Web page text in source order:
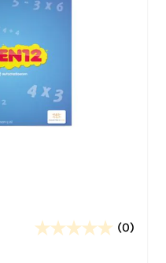
(0)